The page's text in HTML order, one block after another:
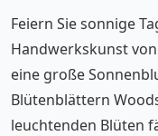
Feiern Sie sonnige
Handwerkskunst
eine große
Blütenblättern
leuchtenden Blüten